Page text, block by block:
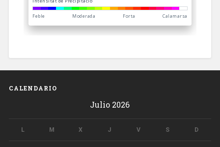
CALENDARIO
Julio 2026
L M X J V S D